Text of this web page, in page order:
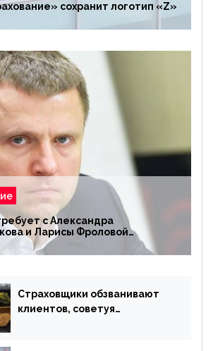
сохранит логотип «Z»
с Александра
и Ларисы Фроловой
убытков на 1,5 млрд р.
Страховщики обзванивают
клиентов, советуя